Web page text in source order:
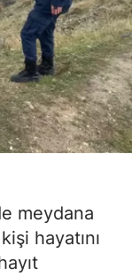
meydana
hayatını